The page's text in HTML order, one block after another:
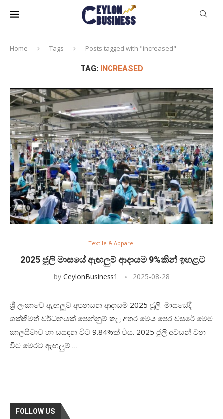
Home Tags Posts tagged with "increased"
TAG: INCREASED
Textile & Apparel
2025 ජූලි මාසයේ ඇඟලුම් ආදායම 9%කින් ඉහළට
by CeylonBusiness1 2025-08-28
ශ්‍රී ලංකාවේ ඇඟලුම් අපනයන ආදායම 2025 ජූලි මාසයේදී
ශක්තිමත් වර්ධනයක් පෙන්නුම් කල අතර මෙය පෙර වසරේ මෙම
කාලසීමාව හා සසඳන විට 9.84%ක් විය. 2025 ජුලි අවසන් වන
විට මෙරට ඇඟලුම් …
FOLLOW US